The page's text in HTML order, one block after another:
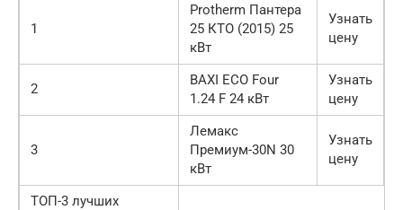
1
Protherm Пантера
25 КТО (2015) 25
кВт
Узнать
цену
2
BAXI ECO Four
1.24 F 24 кВт
Узнать
цену
3
Лемакс
Премиум-30N 30
кВт
Узнать
цену
ТОП-3 лучших